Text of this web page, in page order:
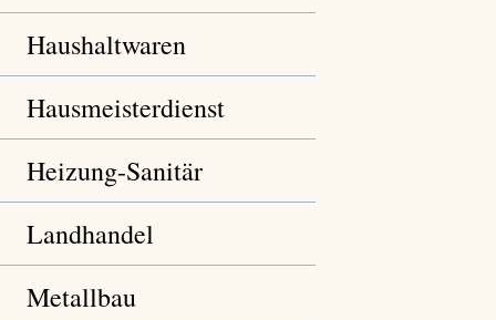
Haushaltwaren
Hausmeisterdienst
Heizung-Sanitär
Landhandel
Metallbau